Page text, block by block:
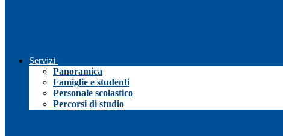
Servizi
Panoramica
Famiglie e studenti
Personale scolastico
Percorsi di studio